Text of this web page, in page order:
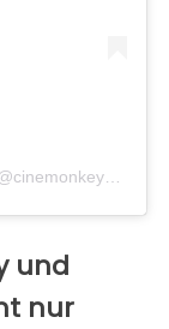
und
nur